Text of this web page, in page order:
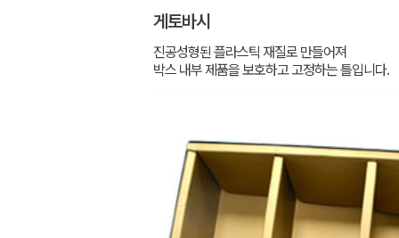
게토바시
진공성형된 플라스틱 재질로 만들어져
박스 내부 제품을 보호하고 고정하는 틀입니다.